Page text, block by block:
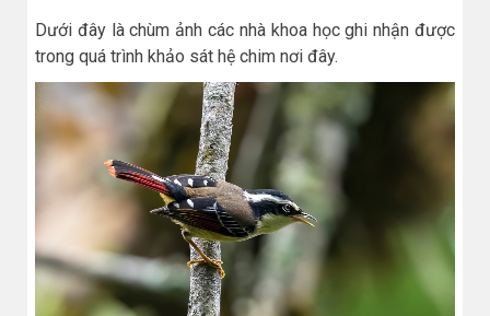
Dưới đây là chùm ảnh các nhà khoa học ghi nhận được
trong quá trình khảo sát hệ chim nơi đây.